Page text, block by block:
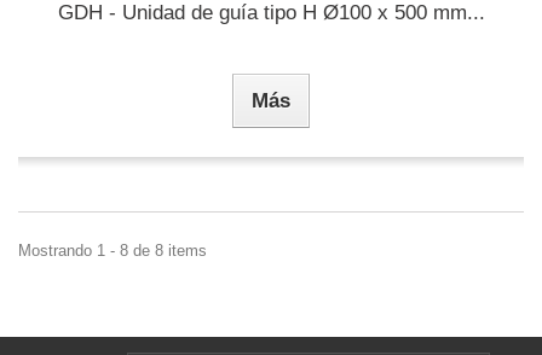
GDH - Unidad de guía tipo H Ø100 x 500 mm...
Más
Mostrando 1 - 8 de 8 items